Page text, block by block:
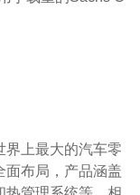
界上最大的汽车零
面布局，产品涵盖